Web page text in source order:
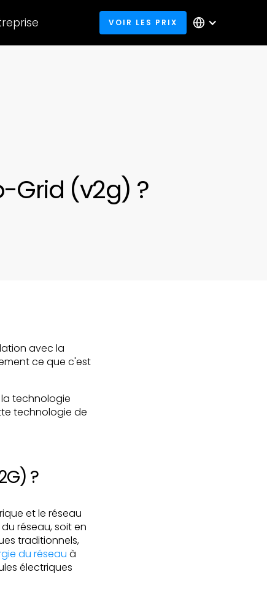
VOIR LES PRIX
Grid (v2g) ?
avec la
ce que c'est
technologie
technologie de
?
et le réseau
réseau, soit en
traditionnels,
du réseau à
électriques